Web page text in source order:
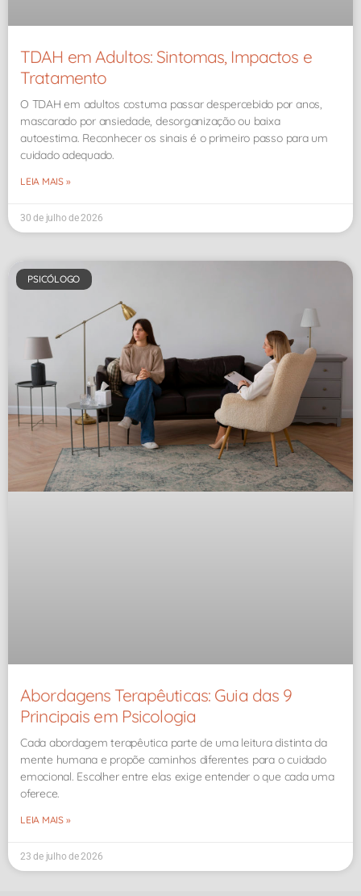
TDAH em Adultos: Sintomas, Impactos e
Tratamento
O TDAH em adultos costuma passar despercebido por anos,
mascarado por ansiedade, desorganização ou baixa
autoestima. Reconhecer os sinais é o primeiro passo para um
cuidado adequado.
LEIA MAIS »
30 de julho de 2026
PSICÓLOGO
Abordagens Terapêuticas: Guia das 9
Principais em Psicologia
Cada abordagem terapêutica parte de uma leitura distinta da
mente humana e propõe caminhos diferentes para o cuidado
emocional. Escolher entre elas exige entender o que cada uma
oferece.
LEIA MAIS »
23 de julho de 2026